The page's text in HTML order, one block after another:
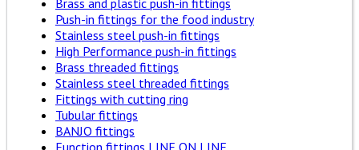
Brass and plastic push-in fittings
Push-in fittings for the food industry
Stainless steel push-in fittings
High Performance push-in fittings
Brass threaded fittings
Stainless steel threaded fittings
Fittings with cutting ring
Tubular fittings
BANJO fittings